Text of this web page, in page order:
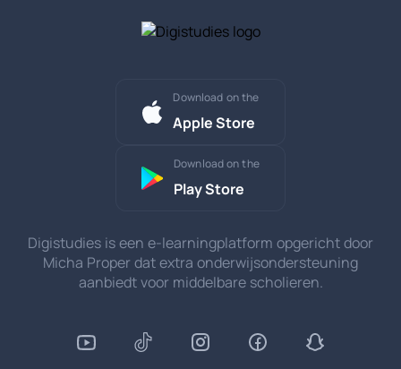
Download on the
Apple Store
Download on the
Play Store
Digistudies is een e-learningplatform opgericht door
Micha Proper dat extra onderwijsondersteuning
aanbiedt voor middelbare scholieren.